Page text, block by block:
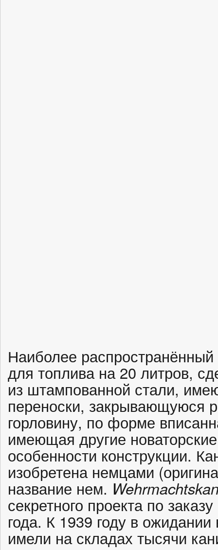
Наиболее
для топлива на 20 литров,
из штампованной стали,
переноски, закрывающуюся
горловину, по форме
имеющая другие
особенности конструкции.
изобретена немцами
название нем.
секретного проекта по
года. К 1939 году в
имели на складах тысячи